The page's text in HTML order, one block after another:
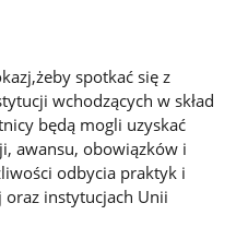
spotkać się z
wchodzących w skład
będą mogli uzyskać
awansu, obowiązków i
odbycia praktyk i
instytucjach Unii